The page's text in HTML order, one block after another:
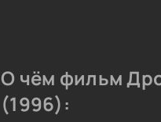
О чём фильм
(1996):